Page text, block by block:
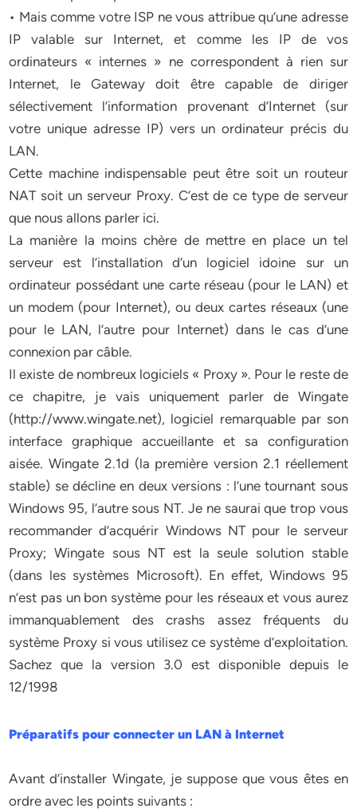
• Mais comme votre ISP ne vous attribue qu’une adresse
IP valable sur Internet, et comme les IP de vos
ordinateurs « internes » ne correspondent à rien sur
Internet, le Gateway doit être capable de diriger
sélectivement l’information provenant d’Internet (sur
votre unique adresse IP) vers un ordinateur précis du
LAN.
Cette machine indispensable peut être soit un routeur
NAT soit un serveur Proxy. C’est de ce type de serveur
que nous allons parler ici.
La manière la moins chère de mettre en place un tel
serveur est l’installation d’un logiciel idoine sur un
ordinateur possédant une carte réseau (pour le LAN) et
un modem (pour Internet), ou deux cartes réseaux (une
pour le LAN, l’autre pour Internet) dans le cas d’une
connexion par câble.
Il existe de nombreux logiciels « Proxy ». Pour le reste de
ce chapitre, je vais uniquement parler de Wingate
(http://www.wingate.net), logiciel remarquable par son
interface graphique accueillante et sa configuration
aisée. Wingate 2.1d (la première version 2.1 réellement
stable) se décline en deux versions : l’une tournant sous
Windows 95, l’autre sous NT. Je ne saurai que trop vous
recommander d’acquérir Windows NT pour le serveur
Proxy; Wingate sous NT est la seule solution stable
(dans les systèmes Microsoft). En effet, Windows 95
n’est pas un bon système pour les réseaux et vous aurez
immanquablement des crashs assez fréquents du
système Proxy si vous utilisez ce système d’exploitation.
Sachez que la version 3.0 est disponible depuis le
12/1998
Préparatifs pour connecter un LAN à Internet
Avant d’installer Wingate, je suppose que vous êtes en
ordre avec les points suivants :